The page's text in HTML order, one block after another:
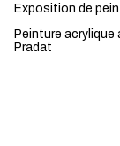
Exposition de
Peinture acrylique
Pradat